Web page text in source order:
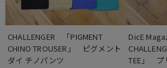
CHALLENGER　「PIGMENT
CHINO TROUSER」　ピグメント
ダイ チノパンツ
DicE
TEE」　